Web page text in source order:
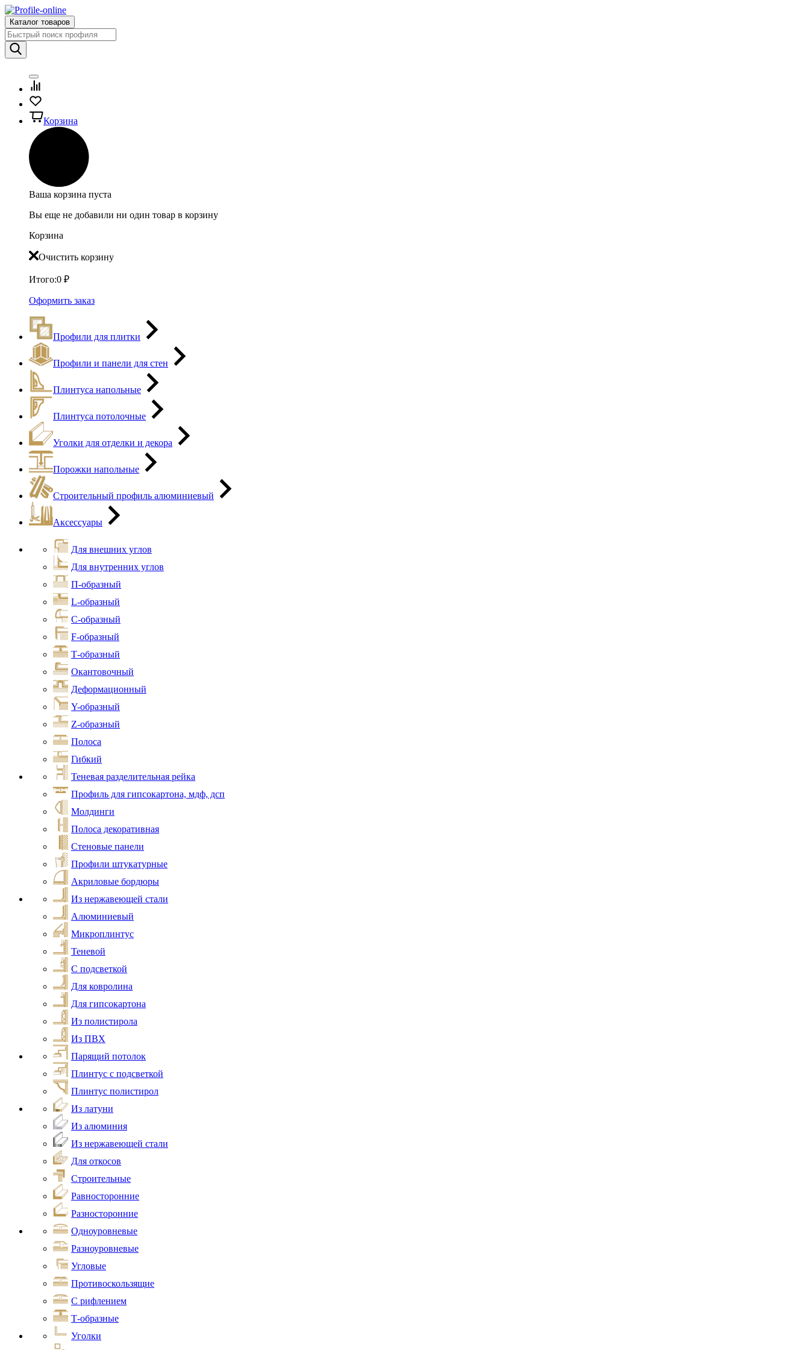
Каталог товаров
Корзина
Ваша корзина пуста
Вы еще не добавили ни один товар в корзину
Корзина
Очистить корзину
Итого:0 ₽
Оформить заказ
Профили для плитки
Профили и панели для стен
Плинтуса напольные
Плинтуса потолочные
Уголки для отделки и декора
Порожки напольные
Строительный профиль алюминиевый
Аксессуары
Для внешних углов
Для внутренних углов
П-образный
L-образный
С-образный
F-образный
Т-образный
Окантовочный
Деформационный
Y-образный
Z-образный
Полоса
Гибкий
Теневая разделительная рейка
Профиль для гипсокартона, мдф, дсп
Молдинги
Полоса декоративная
Стеновые панели
Профили штукатурные
Акриловые бордюры
Из нержавеющей стали
Алюминиевый
Микроплинтус
Теневой
С подсветкой
Для ковролина
Для гипсокартона
Из полистирола
Из ПВХ
Парящий потолок
Плинтус с подсветкой
Плинтус полистирол
Из латуни
Из алюминия
Из нержавеющей стали
Для откосов
Строительные
Равносторонние
Разносторонние
Одноуровневые
Разноуровневые
Угловые
Противоскользящие
С рифлением
Т-образные
Уголки